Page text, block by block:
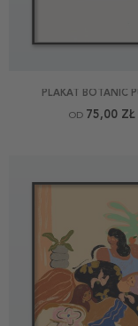
PLAKAT BOTANIC
OD 75,00 ZŁ